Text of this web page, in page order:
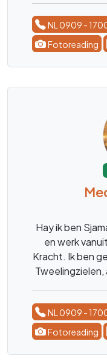
NL 0909 -
Fotoreading
Hay ik ben
en werk
Kracht. Ik ben
Tweelingzielen,
advies, en
NL 0909 -
Fotoreading